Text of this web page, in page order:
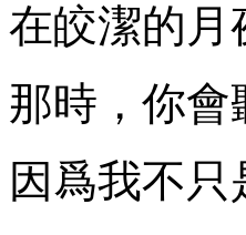
在皎潔的月
那時，你
因爲我不